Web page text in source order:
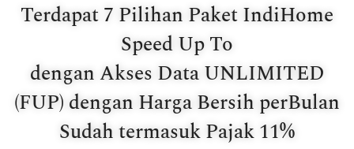
Terdapat 7 Pilihan Paket IndiHome
Speed Up To
dengan Akses Data UNLIMITED
(FUP) dengan Harga Bersih perBulan
Sudah termasuk Pajak 11%